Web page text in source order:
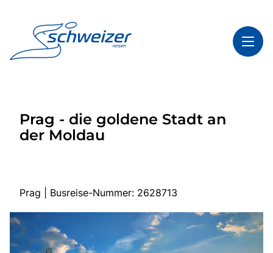
Highlights
Infos
Mehrtagesreisen
Prag - die goldene Stadt an
der Moldau
Prag | Busreise-Nummer: 2628713